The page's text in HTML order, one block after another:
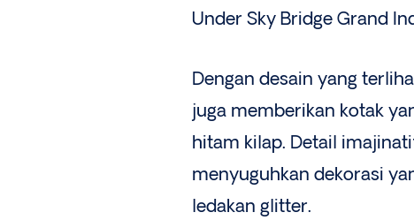
Under Sky Bridge Grand
Dengan desain yang
juga memberikan kotak
hitam kilap. Detail
menyuguhkan dekorasi
ledakan glitter.